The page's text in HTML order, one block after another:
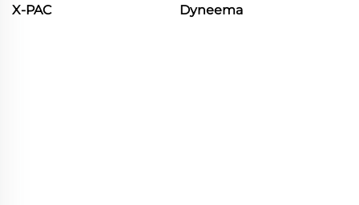
X-PAC Dyneema